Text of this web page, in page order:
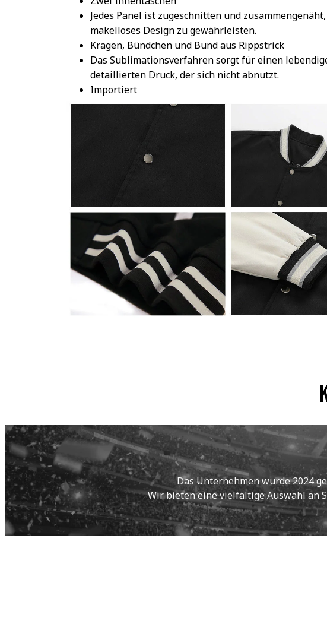
Jedes Panel ist zugeschnitten und
makelloses Design zu gewährleisten.
Kragen, Bündchen und Bund aus Rippstrick
Das Sublimationsverfahren sorgt für einen
detaillierten Druck, der sich nicht abnutzt.
Importiert
Das Unternehmen wurde 2024
Wir bieten eine vielfältige Auswahl an